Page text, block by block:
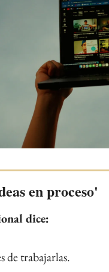
en proceso'
dice:
de trabajarlas.